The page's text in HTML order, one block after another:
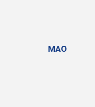
ΜΑΟ